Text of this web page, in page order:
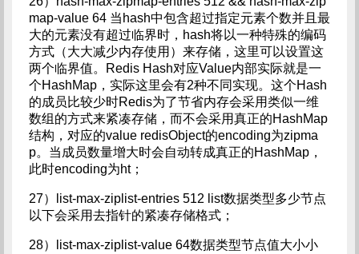
map-value 64 当hash中包含超过指定元素个数并且最
大的元素没有超过临界时，hash将以一种特殊的编码
方式（大大减少内存使用）来存储，这里可以设置这
两个临界值。Redis Hash对应Value内部实际就是一
个HashMap，实际这里会有2种不同实现。这个Hash
的成员比较少时Redis为了节省内存会采用类似一维
数组的方式来紧凑存储，而不会采用真正的HashMap
结构，对应的value redisObject的encoding为zipma
p。当成员数量增大时会自动转成真正的HashMap，
此时encoding为ht；
27）list-max-ziplist-entries 512 list数据类型多少节点
以下会采用去指针的紧凑存储格式；
28）list-max-ziplist-value 64数据类型节点值大小小